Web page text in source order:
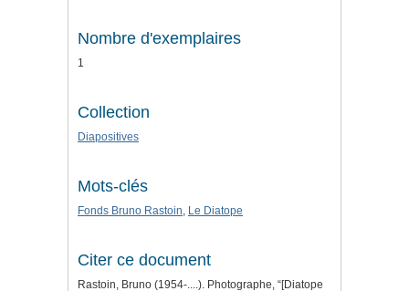
Nombre d'exemplaires
1
Collection
Diapositives
Mots-clés
Fonds Bruno Rastoin, Le Diatope
Citer ce document
Rastoin, Bruno (1954-....). Photographe, “[Diatope